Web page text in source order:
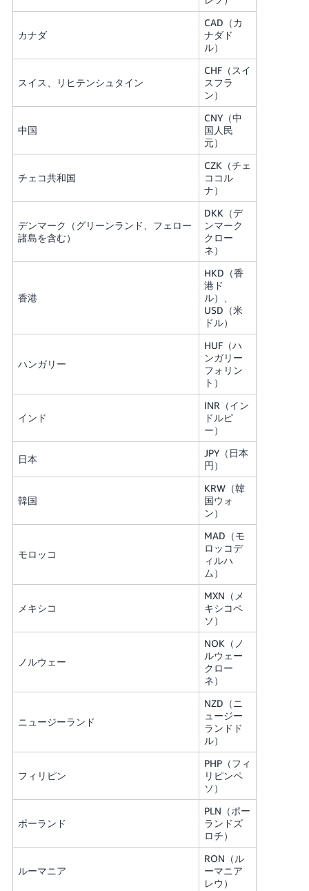
カナダ
CAD（カ
ナダド
ル）
スイス、リヒテンシュタイン
CHF（スイ
スフラ
ン）
中国
CNY（中
国人民
元）
チェコ共和国
CZK（チェ
ココル
ナ）
デンマーク（グリーンランド、フェロー
諸島を含む）
DKK（デ
ンマーク
クロー
ネ）
香港
HKD（香
港ド
ル）、
USD（米
ドル）
ハンガリー
HUF（ハ
ンガリー
フォリン
ト）
インド
INR（イン
ドルピ
ー）
日本
JPY（日本
円）
韓国
KRW（韓
国ウォ
ン）
モロッコ
MAD（モ
ロッコデ
ィルハ
ム）
メキシコ
MXN（メ
キシコペ
ソ）
ノルウェー
NOK（ノ
ルウェー
クロー
ネ）
ニュージーランド
NZD（ニ
ュージー
ランドド
ル）
フィリピン
PHP（フィ
リピンペ
ソ）
ポーランド
PLN（ポー
ランドズ
ロチ）
ルーマニア
RON（ル
ーマニア
レウ）